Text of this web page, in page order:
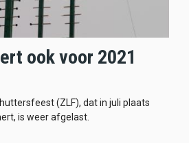
ook voor 2021
(ZLF), dat in juli plaats
is weer afgelast.